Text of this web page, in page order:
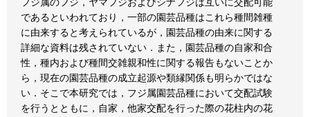
であるといわれており，一部の園芸品種はこれら種間雑種
に由来すると考えられているが，園芸品種の由来に関する
詳細な資料は残されていない．また，園芸品種の自家和合
性，種内および種間交雑親和性に関する報告もないことか
ら，現在の園芸品種の成立起源や類縁関係も明らかではな
い．そこで本研究では，フジ属園芸品種において交配試験
を行うとともに，自家，他家交配を行った際の花柱内の花